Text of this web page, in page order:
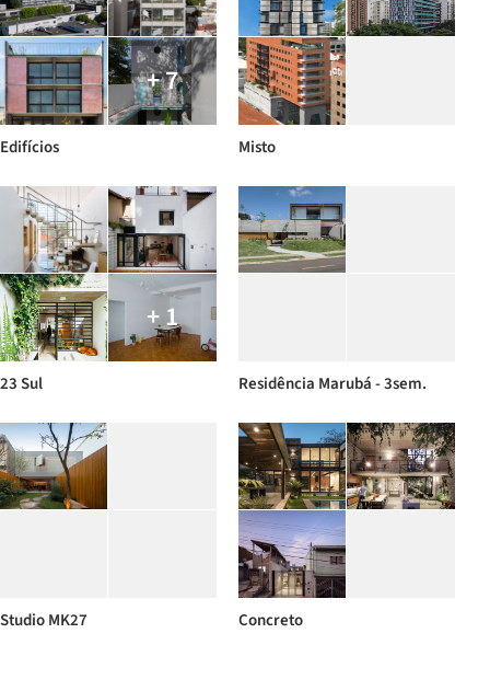
+ 7
Edifícios Misto
+ 1
23 Sul Residência Marubá - 3sem.
Studio MK27 Concreto